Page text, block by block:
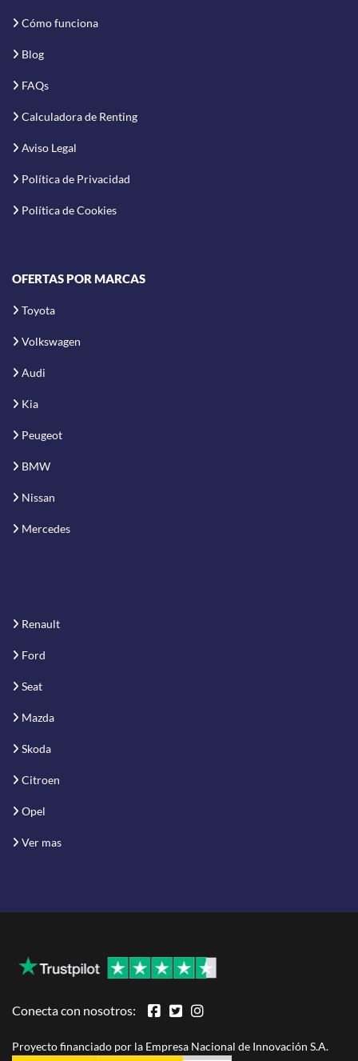
Cómo funciona
Blog
FAQs
Calculadora de Renting
Aviso Legal
Política de Privacidad
Política de Cookies
OFERTAS POR MARCAS
Toyota
Volkswagen
Audi
Kia
Peugeot
BMW
Nissan
Mercedes
Renault
Ford
Seat
Mazda
Skoda
Citroen
Opel
Ver mas
Conecta con nosotros:
Proyecto financiado por la Empresa Nacional de Innovación S.A.